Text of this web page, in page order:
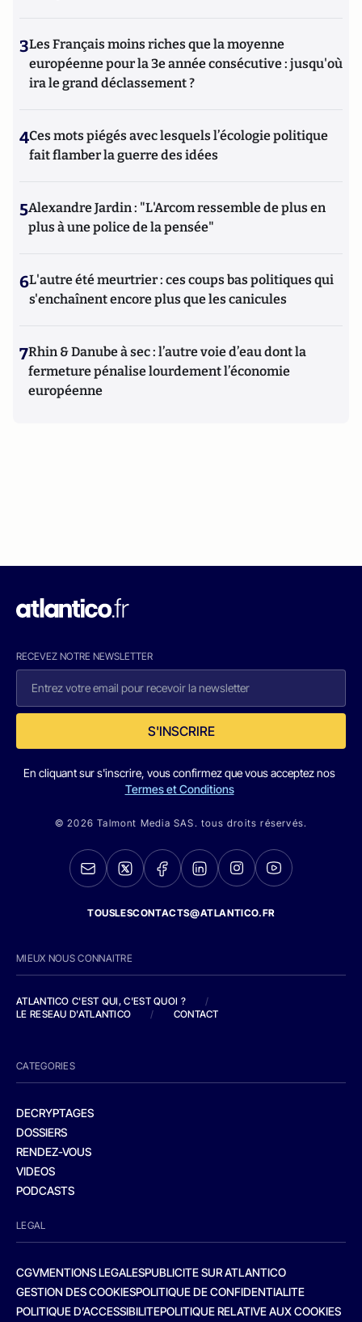
3Les Français moins riches que la moyenne
européenne pour la 3e année consécutive : jusqu'où
ira le grand déclassement ?
4Ces mots piégés avec lesquels l’écologie politique
fait flamber la guerre des idées
5Alexandre Jardin : "L'Arcom ressemble de plus en
plus à une police de la pensée"
6L'autre été meurtrier : ces coups bas politiques qui
s'enchaînent encore plus que les canicules
7Rhin & Danube à sec : l’autre voie d’eau dont la
fermeture pénalise lourdement l’économie
européenne
RECEVEZ NOTRE NEWSLETTER
S'INSCRIRE
En cliquant sur s'inscrire, vous confirmez que vous acceptez nos
Termes et Conditions
© 2026 Talmont Media SAS. tous droits réservés.
TOUSLESCONTACTS@ATLANTICO.FR
MIEUX NOUS CONNAITRE
ATLANTICO C'EST QUI, C'EST QUOI ?
/
LE RESEAU D'ATLANTICO
/ CONTACT
CATEGORIES
DECRYPTAGES
DOSSIERS
RENDEZ-VOUS
VIDEOS
PODCASTS
LEGAL
CGVMENTIONS LEGALESPUBLICITE SUR ATLANTICO
GESTION DES COOKIESPOLITIQUE DE CONFIDENTIALITE
POLITIQUE D’ACCESSIBILITEPOLITIQUE RELATIVE AUX COOKIES